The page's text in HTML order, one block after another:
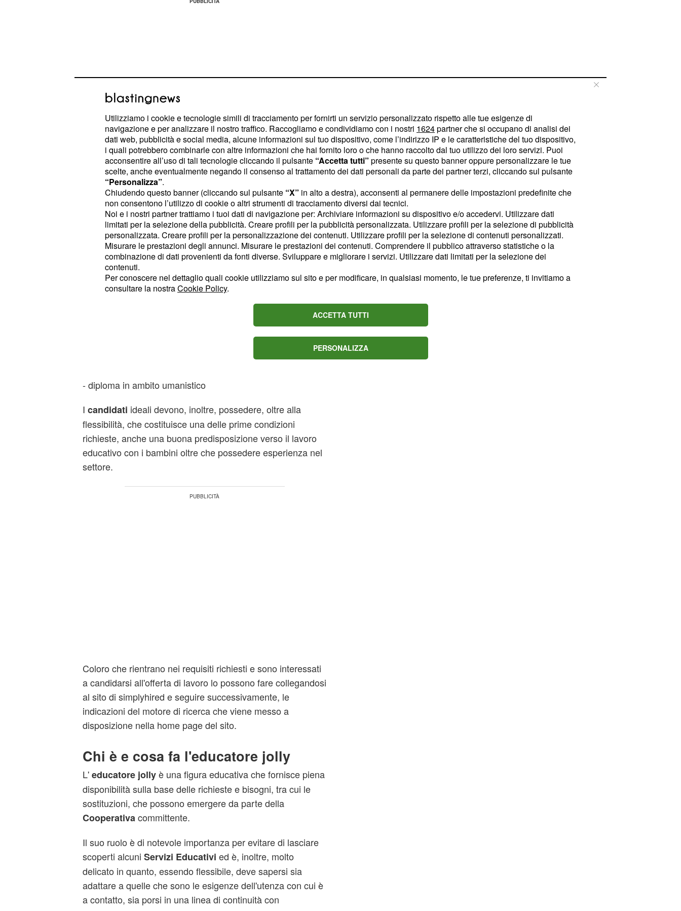
Le ore dilavoroindicate nell'offerta risultano essere 15
settimanali e sono articolate nell'arco della settimana dal
lunedì al venerdì. Il lavoro che viene proposto verrà svolto
durante l'orario diurno.
Requisiti richiesti e come candidarsi
all'offerta di lavoro
Possono candidarsi all'offerta di lavorocoloro che sono
giunti al conseguimento di uno dei seguenti titoli di studio :
scienze dell'educazione
- diploma in ambito umanistico
I candidati ideali devono, inoltre, possedere, oltre alla
flessibilità, che costituisce una delle prime condizioni
richieste, anche una buona predisposizione verso il lavoro
educativo con i bambini oltre che possedere esperienza nel
settore.
Coloro che rientrano nei requisiti richiesti e sono interessati
a candidarsi all'offerta di lavoro lo possono fare collegandosi
al sito di simplyhired e seguire successivamente, le
indicazioni del motore di ricerca che viene messo a
disposizione nella home page del sito.
Chi è e cosa fa l'educatore jolly
L'educatore jollyè una figura educativa che fornisce piena
disponibilità sulla base delle richieste e bisogni, tra cui le
sostituzioni, che possono emergere da parte della
Cooperativa committente.
Il suo ruolo è di notevole importanza per evitare di lasciare
scoperti alcuni Servizi Educativi ed è, inoltre, molto
delicato in quanto, essendo flessibile, deve sapersi sia
adattare a quelle che sono le esigenze dell'utenza con cui è
a contatto, sia porsi in una linea di continuità con
Utilizziamo i cookie e tecnologie simili di tracciamento per fornirti un servizio personalizzato rispetto alle tue esigenze di
navigazione e per analizzare il nostro traffico. Raccogliamo e condividiamo con i nostri 1624partner che si occupano di analisi dei
dati web, pubblicità e social media, alcune informazioni sul tuo dispositivo, come l’indirizzo IP e le caratteristiche del tuo dispositivo,
i quali potrebbero combinarle con altre informazioni che hai fornito loro o che hanno raccolto dal tuo utilizzo dei loro servizi. Puoi
acconsentire all’uso di tali tecnologie cliccando il pulsante “Accetta tutti” presente su questo banner oppure personalizzare le tue
scelte, anche eventualmente negando il consenso al trattamento dei dati personali da parte dei partner terzi, cliccando sul pulsante
“Personalizza”.
Chiudendo questo banner (cliccando sul pulsante “X” in alto a destra), acconsenti al permanere delle impostazioni predefinite che
non consentono l’utilizzo di cookie o altri strumenti di tracciamento diversi dai tecnici.
Noi e i nostri partner trattiamo i tuoi dati di navigazione per: Archiviare informazioni su dispositivo e/o accedervi. Utilizzare dati
limitati per la selezione della pubblicità. Creare profili per la pubblicità personalizzata. Utilizzare profili per la selezione di pubblicità
personalizzata. Creare profili per la personalizzazione dei contenuti. Utilizzare profili per la selezione di contenuti personalizzati.
Misurare le prestazioni degli annunci. Misurare le prestazioni dei contenuti. Comprendere il pubblico attraverso statistiche o la
combinazione di dati provenienti da fonti diverse. Sviluppare e migliorare i servizi. Utilizzare dati limitati per la selezione dei
contenuti.
Per conoscere nel dettaglio quali cookie utilizziamo sul sito e per modificare, in qualsiasi momento, le tue preferenze, ti invitiamo a
consultare la nostraCookie Policy.
ACCETTA TUTTI
PERSONALIZZA